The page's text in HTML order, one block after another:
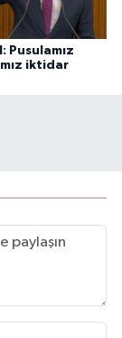
Pusulamız
iktidar